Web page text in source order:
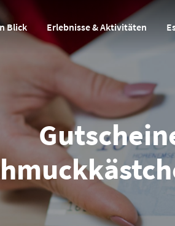
Blick Erlebnisse & Aktivitäten